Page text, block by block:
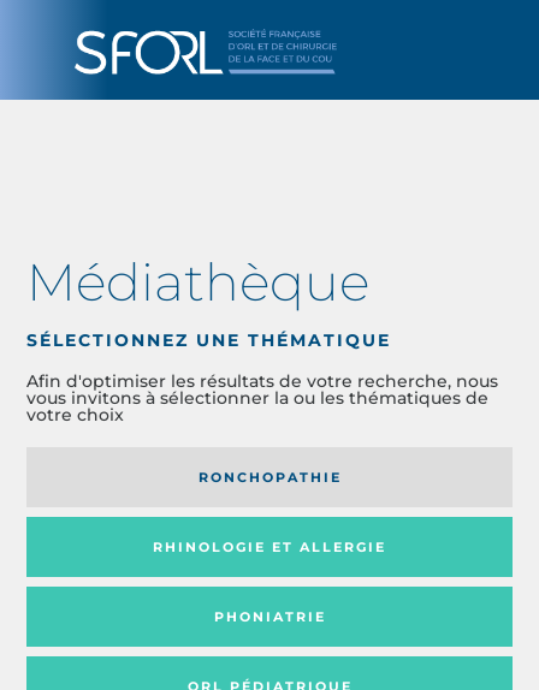
Médiathèque
SÉLECTIONNEZ UNE THÉMATIQUE
Afin d'optimiser les résultats de votre recherche, nous
vous invitons à sélectionner la ou les thématiques de
votre choix
RONCHOPATHIE
RHINOLOGIE ET ALLERGIE
PHONIATRIE
ORL PÉDIATRIQUE